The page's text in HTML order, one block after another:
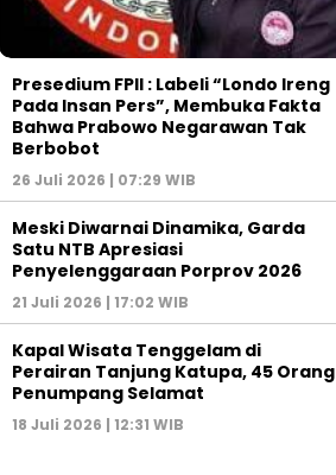
Presedium FPII : Labeli “Londo Ireng
Pada Insan Pers”, Membuka Fakta
Bahwa Prabowo Negarawan Tak
Berbobot
26 Juli 2026 | 07:29 WIB
Meski Diwarnai Dinamika, Garda
Satu NTB Apresiasi
Penyelenggaraan Porprov 2026 ‎
21 Juli 2026 | 17:02 WIB
Kapal Wisata Tenggelam di
Perairan Tanjung Katupa, 45 Orang
Penumpang Selamat
18 Juli 2026 | 12:31 WIB